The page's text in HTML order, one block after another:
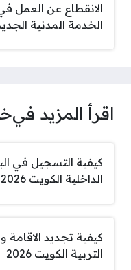
الانقطاع عن العمل
الخدمة المدنية الجديد
اقرأ المزيد في
كيفية التسجيل في
الداخلية الكويت 2026
كيفية تجديد الاقامة
التربية الكويت 2026